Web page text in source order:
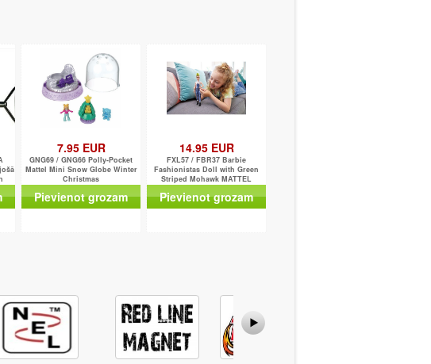
7.95 EUR
GNG69 / GNG66 Polly-Pocket
Mattel Mini Snow Globe Winter
Christmas
Pievienot grozam
14.95 EUR
FXL57 / FBR37 Barbie
Fashionistas Doll with Green
Striped Mohawk MATTEL
Pievienot grozam